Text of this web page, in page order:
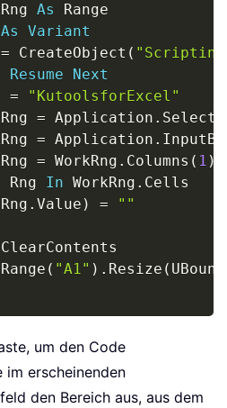
As Range
As
Variant
= CreateObject (
Resume
Next
=
"KutoolsforExcel"
= Application .
= Application .
= WorkRng . Columns ( 1 )
Rng In WorkRng . Cells
Rng . Value ) =
""
ClearContents
Range ( "A1" ) . Resize ( UBound
um den Code
im erscheinenden
den Bereich aus, aus dem